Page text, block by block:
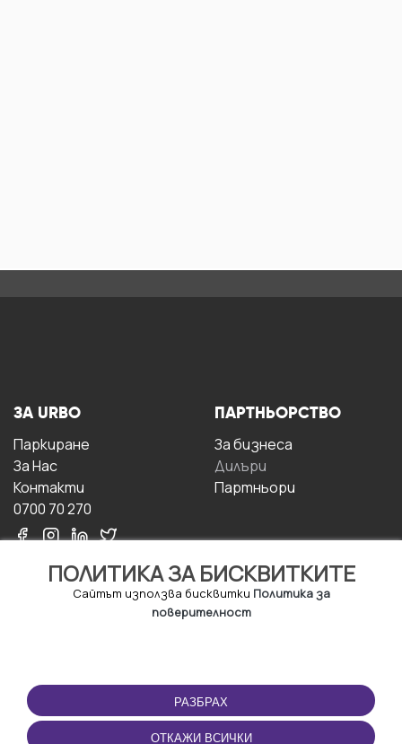
ПОЛИТИКА ЗА БИСКВИТКИТЕ
Сайтът използва бисквитки Политика за
поверителност
РАЗБРАХ
ОТКАЖИ ВСИЧКИ
ЗА URBO
Паркиране
За Hас
Контакти
0700 70 270
ПАРТНЬОРСТВО
За бизнесa
Дилъри
Партньори
ПОЛЗВАНЕ
Правила и условия за
ползване
ПРИЛОЖЕНИЕТО